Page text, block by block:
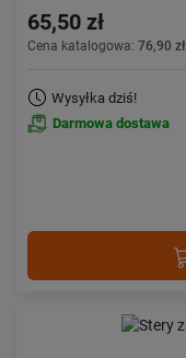
65,50 zł
Cena katalogowa: 76,90 zł
Wysyłka dziś!
Darmowa dostawa